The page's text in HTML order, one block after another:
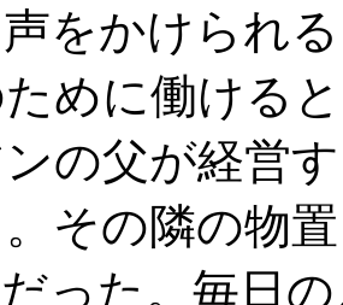
をかけられ
めに働ける
の父が経営
その隣の物
った。毎日